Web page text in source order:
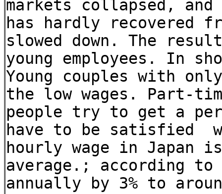
markets collapsed,
has hardly recovered
slowed down. The
young employees. In
Young couples with
the low wages. Part-
people try to get a
have to be satisfied
hourly wage in Japan
average.; according
annually by 3% to